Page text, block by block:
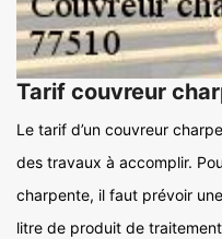
Tarif couvreur
Le tarif d’un couvreur
des travaux à accomplir.
charpente, il faut prévoir
litre de produit de